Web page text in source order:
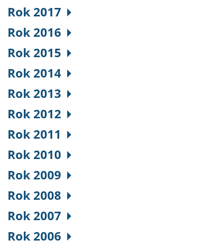
Rok 2017
Rok 2016
Rok 2015
Rok 2014
Rok 2013
Rok 2012
Rok 2011
Rok 2010
Rok 2009
Rok 2008
Rok 2007
Rok 2006